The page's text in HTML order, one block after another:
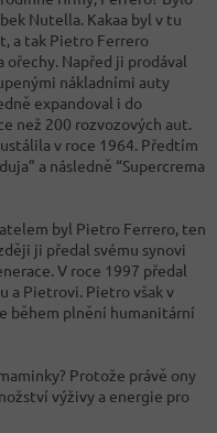
Nutella. Kakaa byl v tu
a tak Pietro Ferrero
ořechy. Napřed ji prodával
nákladními auty
expandoval i do
než 200 rozvozových aut.
v roce 1964. Předtím
a následně “Supercrema
byl Pietro Ferrero, ten
ji předal svému synovi
V roce 1997 předal
a Pietrovi. Pietro však v
během plnění humanitární
Protože právě ony
výživy a energie pro